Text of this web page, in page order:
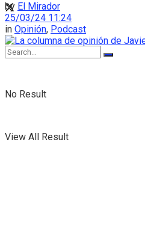
No Result
View All Result
by El Mirador
25/03/24 11:24
in Opinión, Podcast